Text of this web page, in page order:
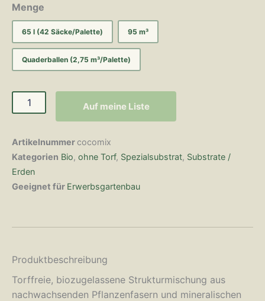
Menge
65 l (42 Säcke/Palette) 95 m³
Quaderballen (2,75 m³/Palette)
Auf meine Liste
Artikelnummer cocomix
Kategorien Bio, ohne Torf, Spezialsubstrat, Substrate /
Erden
Geeignet für Erwerbsgartenbau
Produktbeschreibung
Torffreie, biozugelassene Strukturmischung aus
nachwachsenden Pflanzenfasern und mineralischen